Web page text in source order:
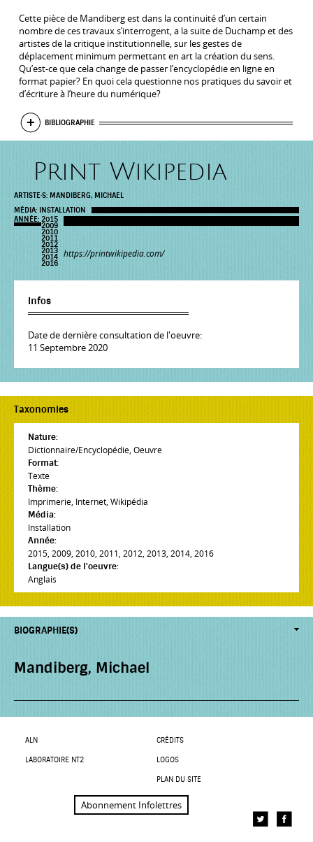
Cette pièce de Mandiberg est dans la continuité d’un certain
nombre de ces travaux s’interrogent, a la suite de Duchamp et des
artistes de la critique institutionnelle, sur les gestes de
déplacement minimum permettant en art la création du sens.
Qu’est-ce que cela change de passer l’encyclopédie en ligne en
format papier? En quoi cela questionne nos pratiques du savoir et
d’écriture à l’heure du numérique?
AFFICHER
BIBLIOGRAPHIE
Print Wikipedia
ARTISTE·S: MANDIBERG, MICHAEL
MÉDIA:
INSTALLATION
ANNÉE: 2015
2009
2010
2011
2012
2013
2014
2016
https://printwikipedia.com/
Infos
Date de dernière consultation de l'oeuvre:
11 Septembre 2020
Taxonomies
Nature:
Dictionnaire/Encyclopédie Oeuvre
Format:
Texte
Thème:
Imprimerie Internet Wikipédia
Média:
Installation
Année:
2015 2009 2010 2011 2012 2013 2014 2016
Langue(s) de l'oeuvre:
Anglais
BIOGRAPHIE(S)
Mandiberg, Michael
ALN
LABORATOIRE NT2
CRÉDITS
LOGOS
PLAN DU SITE
Abonnement Infolettres